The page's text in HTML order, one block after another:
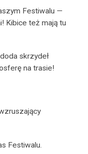
Festiwalu —
Kibice też mają tu
skrzydeł
na trasie!
Festiwalu.